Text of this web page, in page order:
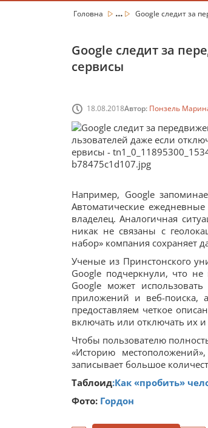
Головна ... Google следит за
Google следит за
сервисы
18.08.2018Автор: Понзель
Например, Google
Автоматические
владелец. Аналогичная
никак не связаны с
набор» компания сохраняет
Ученые из Принстонского
Google подчеркнули, что
Google может
приложений и веб-поиска,
предоставляем четкое
включать или отключать их
Чтобы пользователю
«Историю
записывает большое
Таблоид:Как «пробить»
Фото: Гордон